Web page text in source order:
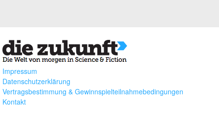
Impressum
Datenschutzerklärung
Vertragsbestimmung & Gewinnspielteilnahmebedingungen
Kontakt